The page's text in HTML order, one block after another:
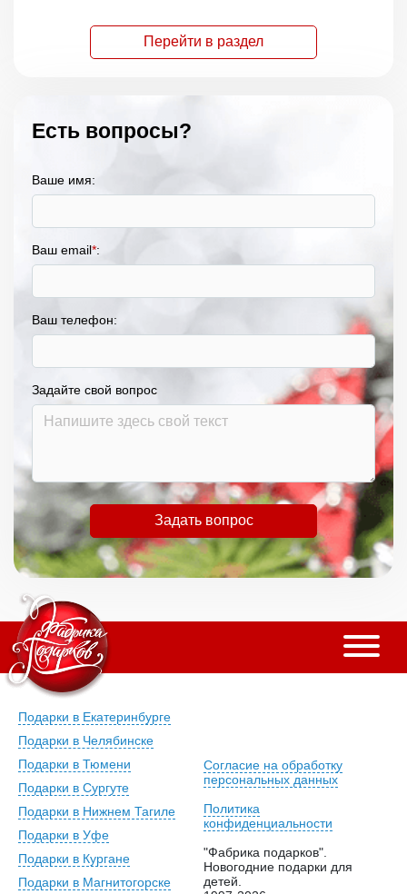
Перейти в раздел
Есть вопросы?
Ваше имя:
Ваш email*:
Ваш телефон:
Задайте свой вопрос
Задать вопрос
Подарки в Екатеринбурге
Подарки в Челябинске
Подарки в Тюмени
Подарки в Сургуте
Подарки в Нижнем Тагиле
Подарки в Уфе
Подарки в Кургане
Подарки в Магнитогорске
Согласие на обработку
персональных данных
Политика
конфиденциальности
"Фабрика подарков".
Новогодние подарки для
детей.